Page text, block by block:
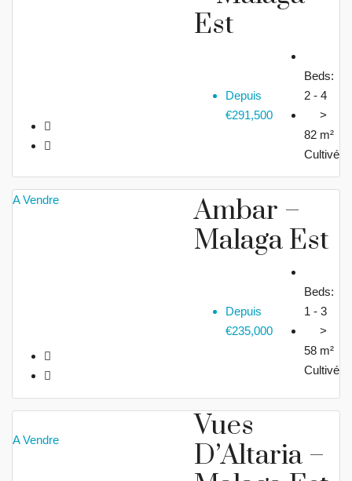
Est
Depuis
€291,500
Beds:
2 - 4
>
82 m²
Cultivé
A Vendre
Ambar –
Malaga Est
Depuis
€235,000
Beds:
1 - 3
>
58 m²
Cultivé
A Vendre
Vues
D’Altaria –